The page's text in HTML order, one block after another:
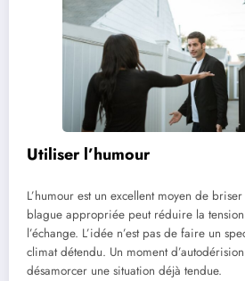
Utiliser l’humour
L’humour est un excellent moyen de
blague appropriée peut réduire la
l’échange. L’idée n’est pas de faire un
climat détendu. Un moment
désamorcer une situation déjà tendue.